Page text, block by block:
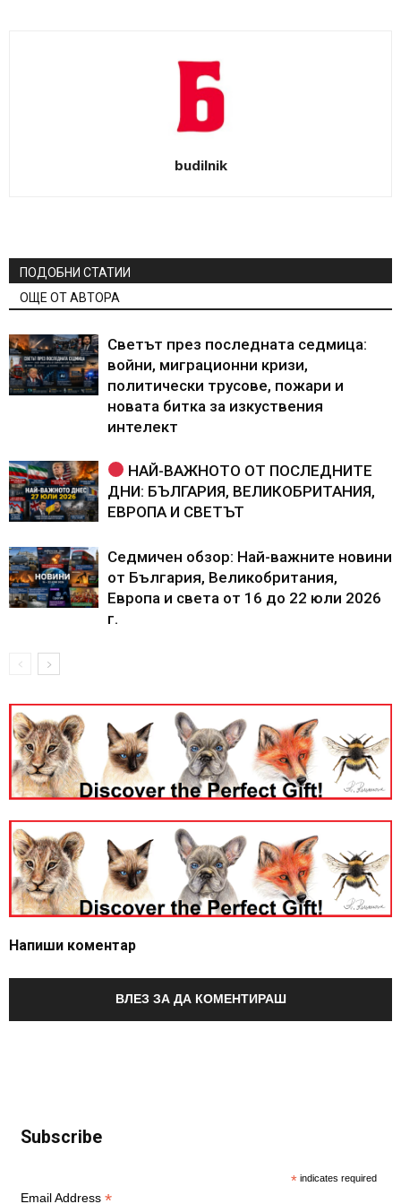
budilnik
ПОДОБНИ СТАТИИ
ОЩЕ ОТ АВТОРА
Светът през последната седмица:
войни, миграционни кризи,
политически трусове, пожари и
новата битка за изкуствения
интелект
НАЙ-ВАЖНОТО ОТ ПОСЛЕДНИТЕ
ДНИ: БЪЛГАРИЯ, ВЕЛИКОБРИТАНИЯ,
ЕВРОПА И СВЕТЪТ
Седмичен обзор: Най-важните новини
от България, Великобритания,
Европа и света от 16 до 22 юли 2026
г.
Напиши коментар
ВЛЕЗ ЗА ДА КОМЕНТИРАШ
Subscribe
* indicates required
Email Address